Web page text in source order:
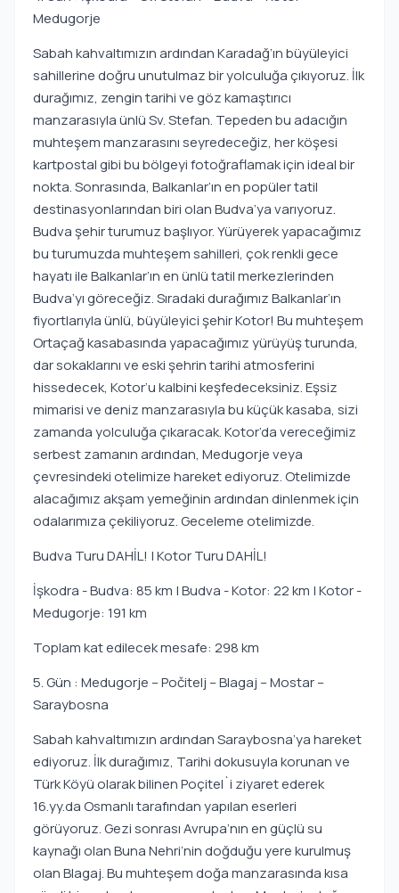
Medugorje
Sabah kahvaltımızın ardından Karadağ’ın büyüleyici
sahillerine doğru unutulmaz bir yolculuğa çıkıyoruz. İlk
durağımız, zengin tarihi ve göz kamaştırıcı
manzarasıyla ünlü Sv. Stefan. Tepeden bu adacığın
muhteşem manzarasını seyredeceğiz, her köşesi
kartpostal gibi bu bölgeyi fotoğraflamak için ideal bir
nokta. Sonrasında, Balkanlar’ın en popüler tatil
destinasyonlarından biri olan Budva’ya varıyoruz.
Budva şehir turumuz başlıyor. Yürüyerek yapacağımız
bu turumuzda muhteşem sahilleri, çok renkli gece
hayatı ile Balkanlar’ın en ünlü tatil merkezlerinden
Budva’yı göreceğiz. Sıradaki durağımız Balkanlar’ın
fiyortlarıyla ünlü, büyüleyici şehir Kotor! Bu muhteşem
Ortaçağ kasabasında yapacağımız yürüyüş turunda,
dar sokaklarını ve eski şehrin tarihi atmosferini
hissedecek, Kotor’u kalbini keşfedeceksiniz. Eşsiz
mimarisi ve deniz manzarasıyla bu küçük kasaba, sizi
zamanda yolculuğa çıkaracak. Kotor’da vereceğimiz
serbest zamanın ardından, Medugorje veya
çevresindeki otelimize hareket ediyoruz. Otelimizde
alacağımız akşam yemeğinin ardından dinlenmek için
odalarımıza çekiliyoruz. Geceleme otelimizde.
Budva Turu DAHİL! | Kotor Turu DAHİL!
İşkodra - Budva: 85 km | Budva - Kotor: 22 km | Kotor -
Medugorje: 191 km
Toplam kat edilecek mesafe: 298 km
5. Gün : Medugorje – Počitelj – Blagaj – Mostar –
Saraybosna
Sabah kahvaltımızın ardından Saraybosna’ya hareket
ediyoruz. İlk durağımız, Tarihi dokusuyla korunan ve
Türk Köyü olarak bilinen Poçitel`i ziyaret ederek
16.yy.da Osmanlı tarafından yapılan eserleri
görüyoruz. Gezi sonrası Avrupa’nın en güçlü su
kaynağı olan Buna Nehri’nin doğduğu yere kurulmuş
olan Blagaj. Bu muhteşem doğa manzarasında kısa